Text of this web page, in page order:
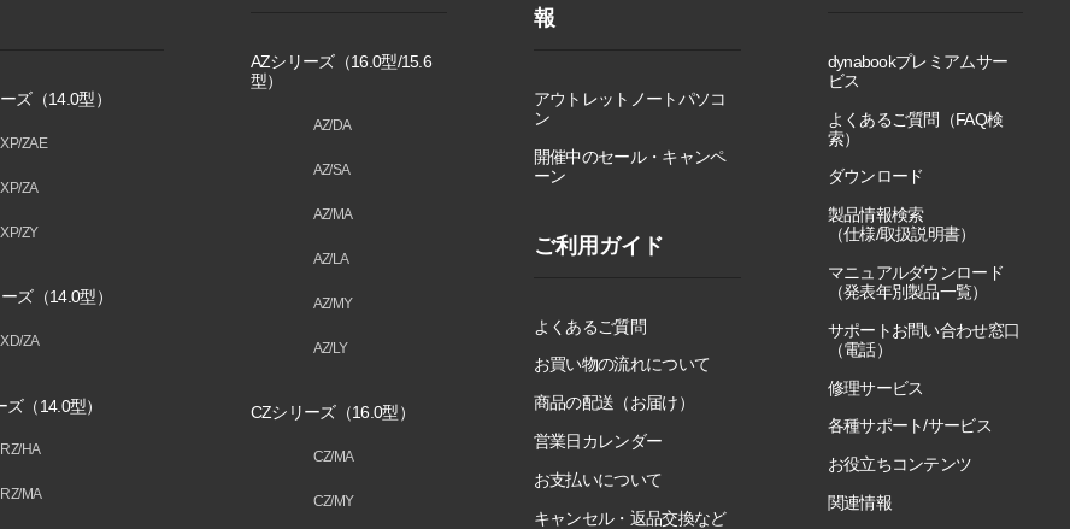
ズ（14.0型）
XP/ZAE
XP/ZA
XP/ZY
ズ（14.0型）
XD/ZA
（14.0型）
RZ/HA
RZ/MA
AZシリーズ（16.0型/15.6
型）
AZ/DA
AZ/SA
AZ/MA
AZ/LA
AZ/MY
AZ/LY
CZシリーズ（16.0型）
CZ/MA
CZ/MY
報
アウトレットノートパソコ
ン
開催中のセール・キャンペ
ーン
ご利用ガイド
よくあるご質問
お買い物の流れについて
商品の配送（お届け）
営業日カレンダー
お支払いについて
キャンセル・返品交換など
dynabookプレミアムサー
ビス
よくあるご質問（FAQ検
索）
ダウンロード
製品情報検索
（仕様/取扱説明書）
マニュアルダウンロード
（発表年別製品一覧）
サポートお問い合わせ窓口
（電話）
修理サービス
各種サポート/サービス
お役立ちコンテンツ
関連情報